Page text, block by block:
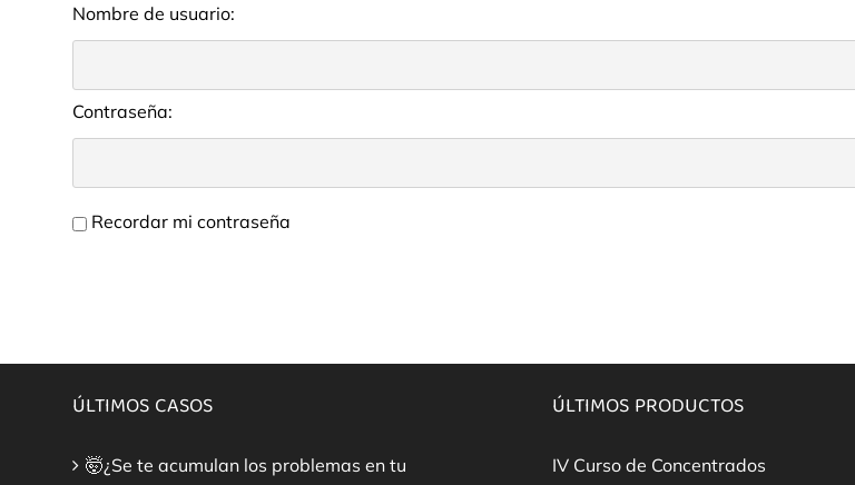
Nombre de usuario:
Contraseña:
Recordar mi contraseña
ÚLTIMOS CASOS
🤯¿Se te acumulan los problemas en tu
ÚLTIMOS PRODUCTOS
IV Curso de Concentrados